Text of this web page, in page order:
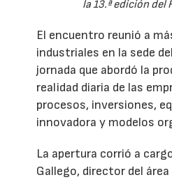
la 13.ª edición del
El encuentro reunió a
industriales en la sede
jornada que abordó la
realidad diaria de las
procesos, inversiones,
innovadora y modelos
La apertura corrió a
Gallego, director del